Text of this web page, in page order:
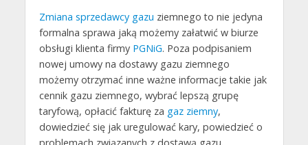
Zmiana sprzedawcy gazu ziemnego to nie jedyna
formalna sprawa jaką możemy załatwić w biurze
obsługi klienta firmy PGNiG. Poza podpisaniem
nowej umowy na dostawy gazu ziemnego
możemy otrzymać inne ważne informacje takie jak
cennik gazu ziemnego, wybrać lepszą grupę
taryfową, opłacić fakturę za gaz ziemny,
dowiedzieć się jak uregulować kary, powiedzieć o